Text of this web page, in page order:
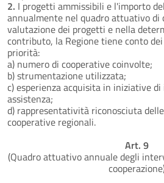
2. I progetti ammissibili e l'importo
annualmente nel quadro attuativo di
valutazione dei progetti e nella
contributo, la Regione tiene conto
priorità:
a) numero di cooperative coinvolte;
b) strumentazione utilizzata;
c) esperienza acquisita in iniziative
assistenza;
d) rappresentatività riconosciuta
cooperative regionali.
Art. 9
(Quadro attuativo annuale degli